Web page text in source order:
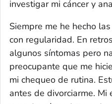
investigar mi cáncer y
Siempre me he hecho
con regularidad. En
algunos síntomas pero
preocupante que me
mi chequeo de rutina.
antes de divorciarme. Mi